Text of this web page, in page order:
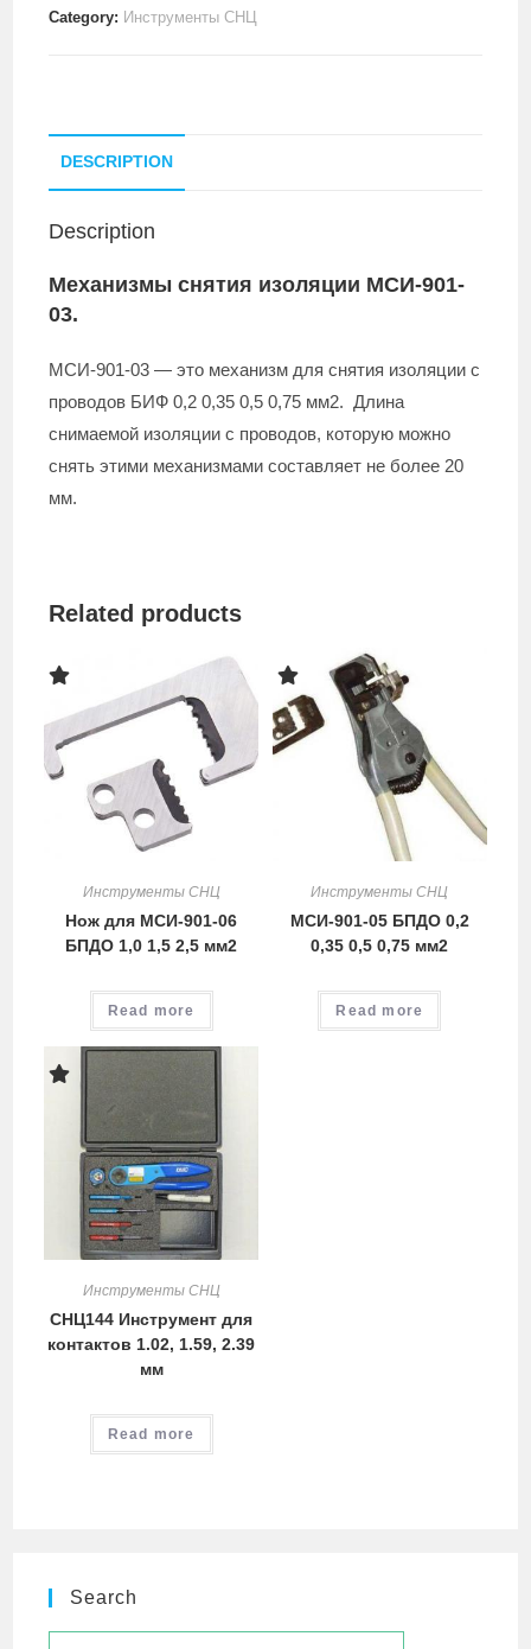
Category: Инструменты СНЦ
DESCRIPTION
Description
Механизмы снятия изоляции МСИ-901-
03.
МСИ-901-03 — это механизм для снятия изоляции с
проводов БИФ 0,2 0,35 0,5 0,75 мм2. Длина
снимаемой изоляции с проводов, которую можно
снять этими механизмами составляет не более 20
мм.
Related products
Инструменты СНЦ
Нож для МСИ-901-06
БПДО 1,0 1,5 2,5 мм2
Read more
Инструменты СНЦ
МСИ-901-05 БПДО 0,2
0,35 0,5 0,75 мм2
Read more
Инструменты СНЦ
СНЦ144 Инструмент для
контактов 1.02, 1.59, 2.39
мм
Read more
Search